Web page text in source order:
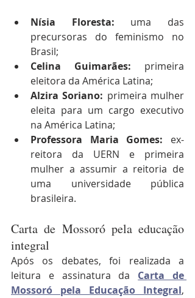
Nísia Floresta: uma das
precursoras do feminismo no
Brasil;
Celina Guimarães: primeira
eleitora da América Latina;
Alzira Soriano: primeira mulher
eleita para um cargo executivo
na América Latina;
Professora Maria Gomes: ex-
reitora da UERN e primeira
mulher a assumir a reitoria de
uma universidade pública
brasileira.
Carta de Mossoró pela educação
integral
Após os debates, foi realizada a
leitura e assinatura da Carta de
Mossoró pela Educação Integral,